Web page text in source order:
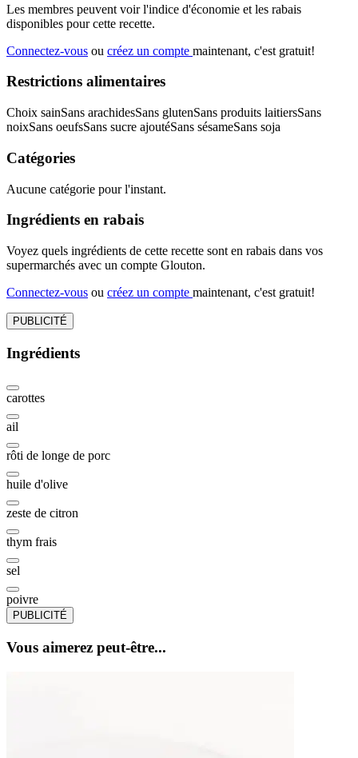
Les membres peuvent voir l'indice d'économie et les rabais
disponibles pour cette recette.
Connectez-vous ou créez un compte maintenant, c'est gratuit!
Restrictions alimentaires
Choix sainSans arachidesSans glutenSans produits laitiersSans
noixSans oeufsSans sucre ajoutéSans sésameSans soja
Catégories
Aucune catégorie pour l'instant.
Ingrédients en rabais
Voyez quels ingrédients de cette recette sont en rabais dans vos
supermarchés avec un compte Glouton.
Connectez-vous ou créez un compte maintenant, c'est gratuit!
PUBLICITÉ
Ingrédients
carottes
ail
rôti de longe de porc
huile d'olive
zeste de citron
thym frais
sel
poivre
PUBLICITÉ
Vous aimerez peut-être...